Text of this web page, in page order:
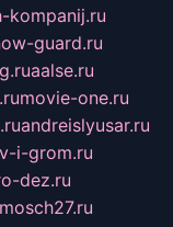
kompanij.ru
guard.ru
aalse.ru
movie-one.ru
andreislyusar.ru
i-grom.ru
dez.ru